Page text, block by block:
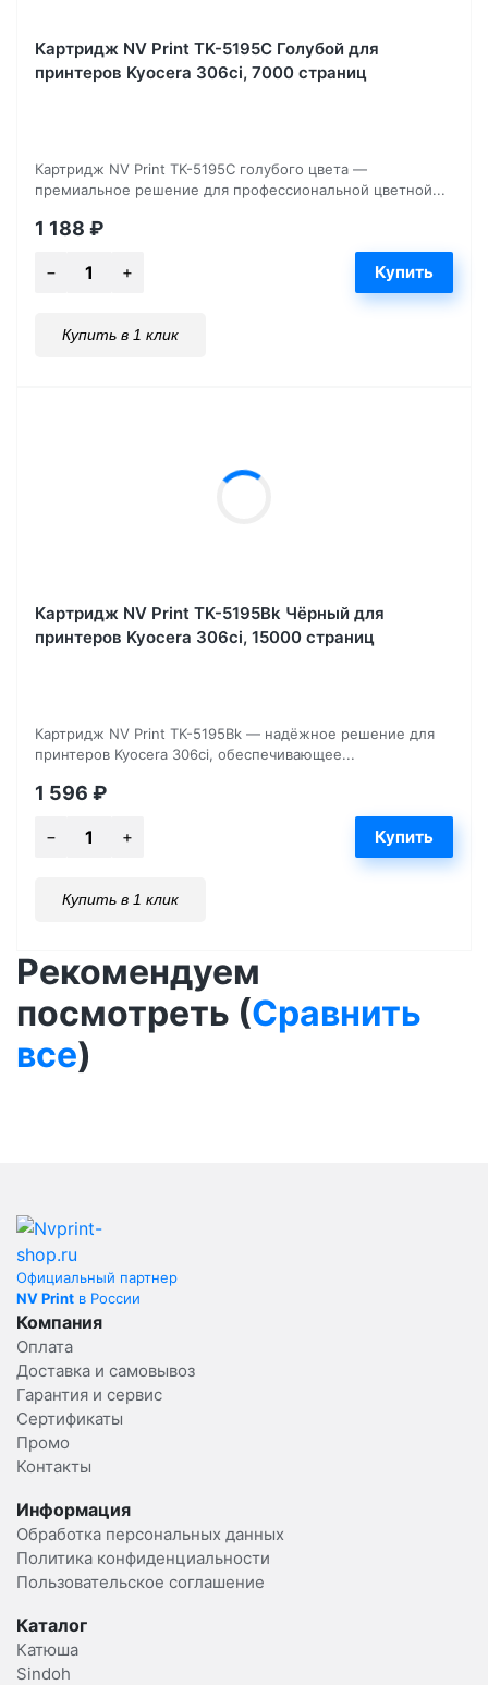
Картридж NV Print TK-5195С Голубой для
принтеров Kyocera 306ci, 7000 страниц
Картридж NV Print TK-5195C голубого цвета —
премиальное решение для профессиональной цветной...
1 188 ₽
Купить в 1 клик
Картридж NV Print TK-5195Bk Чёрный для
принтеров Kyocera 306ci, 15000 страниц
Картридж NV Print TK-5195Bk — надёжное решение для
принтеров Kyocera 306ci, обеспечивающее...
1 596 ₽
Купить в 1 клик
Рекомендуем
посмотреть (Сравнить
все)
Официальный партнер
NV Print в России
Компания
Оплата
Доставка и самовывоз
Гарантия и сервис
Сертификаты
Промо
Контакты
Информация
Обработка персональных данных
Политика конфиденциальности
Пользовательское соглашение
Каталог
Катюша
Sindoh